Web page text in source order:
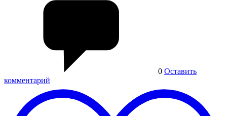
0 Оставить
комментарий